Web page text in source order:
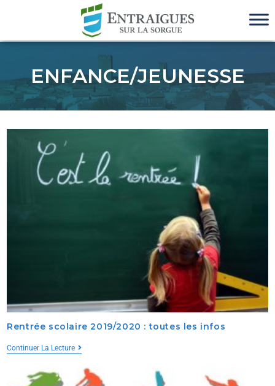
ENFANCE/JEUNESSE
Rentrée scolaire 2019/2020 : toutes les infos
Continuer La Lecture